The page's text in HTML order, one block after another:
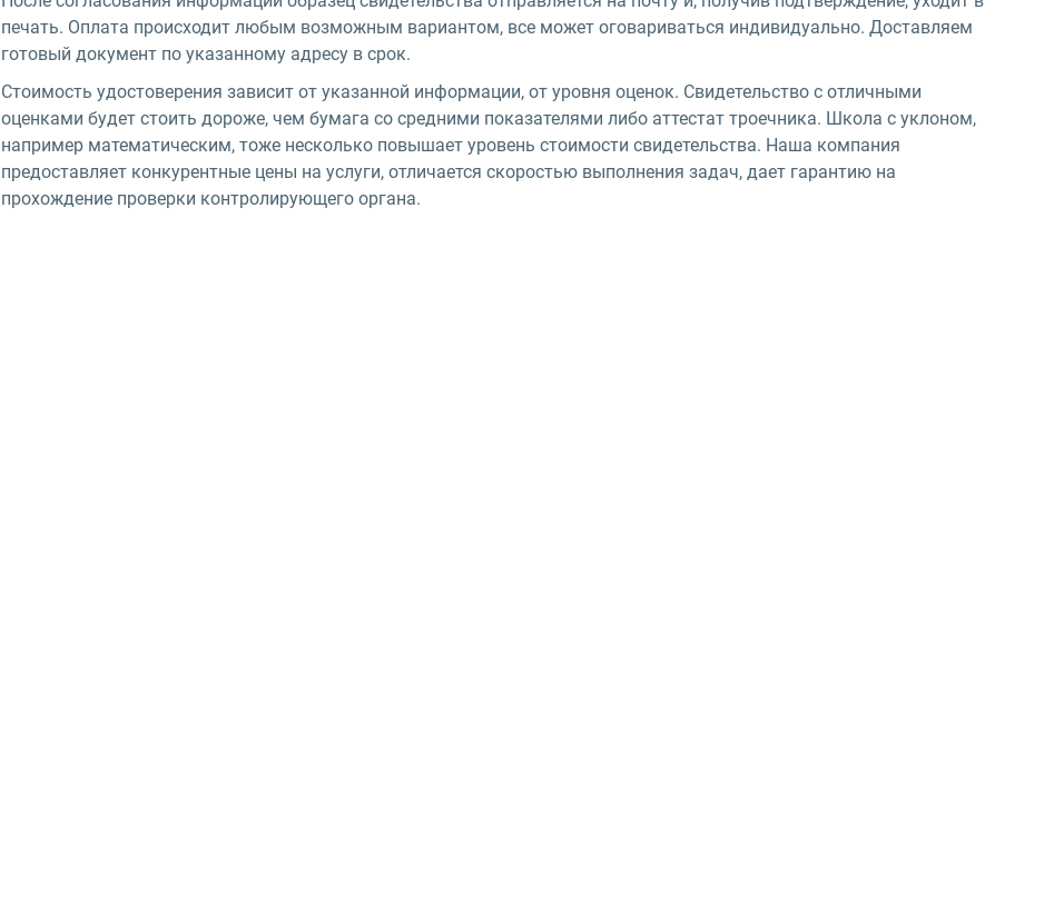
печать. Оплата происходит любым возможным вариантом, все может оговариваться индивидуально. Доставляем
готовый документ по указанному адресу в срок.
Стоимость удостоверения зависит от указанной информации, от уровня оценок. Свидетельство с отличными
оценками будет стоить дороже, чем бумага со средними показателями либо аттестат троечника. Школа с уклоном,
например математическим, тоже несколько повышает уровень стоимости свидетельства. Наша компания
предоставляет конкурентные цены на услуги, отличается скоростью выполнения задач, дает гарантию на
прохождение проверки контролирующего органа.